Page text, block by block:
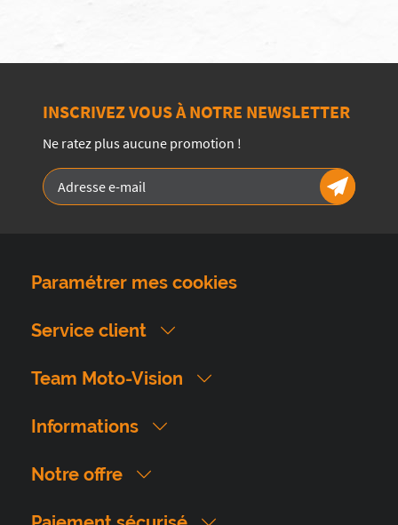
INSCRIVEZ VOUS À NOTRE NEWSLETTER
Ne ratez plus aucune promotion !
Paramétrer mes cookies
Service client
Team Moto-Vision
Informations
Notre offre